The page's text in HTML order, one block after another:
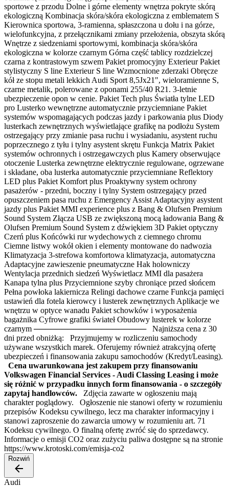
sportowe z przodu Dolne i górne elementy wnętrza pokryte skórą
ekologiczną Kombinacja skóra/skóra ekologiczna z emblematem S
Kierownica sportowa, 3-ramienna, spłaszczona u dołu i na górze,
wielofunkcyjna, z przełącznikami zmiany przełożenia, obszyta skórą
Wnętrze z siedzeniami sportowymi, kombinacja skóra/skóra
ekologiczna w kolorze czarnym Górna część tablicy rozdzielczej
czarna z kontrastowym szwem Pakiet promocyjny Exterieur Pakiet
stylistyczny S line Exterieur S line Wzmocnione zderzaki Obręcze
kół ze stopu metali lekkich Audi Sport 8,5Jx21", wieloramienne S,
czarne metalik, polerowane z oponami 255/40 R21. 3-letnie
ubezpieczenie opon w cenie. Pakiet Tech plus Światła tylne LED
pro Lusterko wewnętrzne automatycznie przyciemniane Pakiet
systemów wspomagających podczas jazdy i parkowania plus Diody
lusterkach zewnętrznych wyświetlające grafikę na podłożu System
ostrzegający przy zmianie pasa ruchu i wysiadaniu, asystent ruchu
poprzecznego z tyłu i tylny asystent skrętu Funkcja Matrix Pakiet
systemów ochronnych i ostrzegawczych plus Kamery obserwujące
otoczenie Lusterka zewnętrzne elektrycznie regulowane, ogrzewane
i składane, oba lusterka automatycznie przyciemniane Reflektory
LED plus Pakiet Komfort plus Proaktywny system ochrony
pasażerów - przedni, boczny i tylny System ostrzegający przed
opuszczeniem pasa ruchu z Emergency Assist Adaptacyjny asystent
jazdy plus Pakiet MMI experience plus z Bang & Olufsen Premium
Sound System Złącza USB ze zwiększoną mocą ładowania Bang &
Olufsen Premium Sound System z dźwiękiem 3D Pakiet optyczny
Czerń plus Końcówki rur wydechowych z ciemnego chromu
Ciemne listwy wokół okien i elementy montowane do nadwozia
Klimatyzacja 3-strefowa komfortowa klimatyzacja, automatyczna
Adaptacyjne zawieszenie pneumatyczne Hak holowniczy
Wentylacja przednich siedzeń Wyświetlacz MMI dla pasażera
Kanapa tylna plus Przyciemnione szyby chroniące przed słońcem
Pełna powłoka lakiernicza Relingi dachowe czarne Funkcja pamięci
ustawień dla fotela kierowcy i lusterek zewnętrznych Aplikacje we
wnętrzu w optyce wanadu Pakiet schowków i wyposażenia
bagażnika Cyfrowe grafiki świateł Obudowy lusterek w kolorze
czarnym ──────────────────── Najniższa cena z 30
dni przed obniżką: Przyjmujemy w rozliczeniu samochody
używane wszystkich marek. Oferujemy również atrakcyjną ofertę
ubezpieczeń i finansowania zakupu samochodów (Kredyt/Leasing).
Cena uwarunkowana jest zakupem przy finansowaniu
Volkswagen Financial Services - Audi Classing Leasing i może
się różnić w przypadku innych form finansowania - o szczegóły
zapytaj handlowców. Zdjęcia zawarte w ogłoszeniu mają
charakter poglądowy. Ogłoszenie nie stanowi oferty w rozumieniu
przepisów Kodeksu cywilnego, lecz ma charakter informacyjny i
stanowi zaproszenie do zawarcia umowy w rozumieniu art. 71
Kodeksu cywilnego. O finalną ofertę zwróć się do sprzedawcy.
Informacje o emisji CO2 oraz zużyciu paliwa dostępne są na stronie
https://www.krotoski.com/emisja-co2
Rozwiń
Audi